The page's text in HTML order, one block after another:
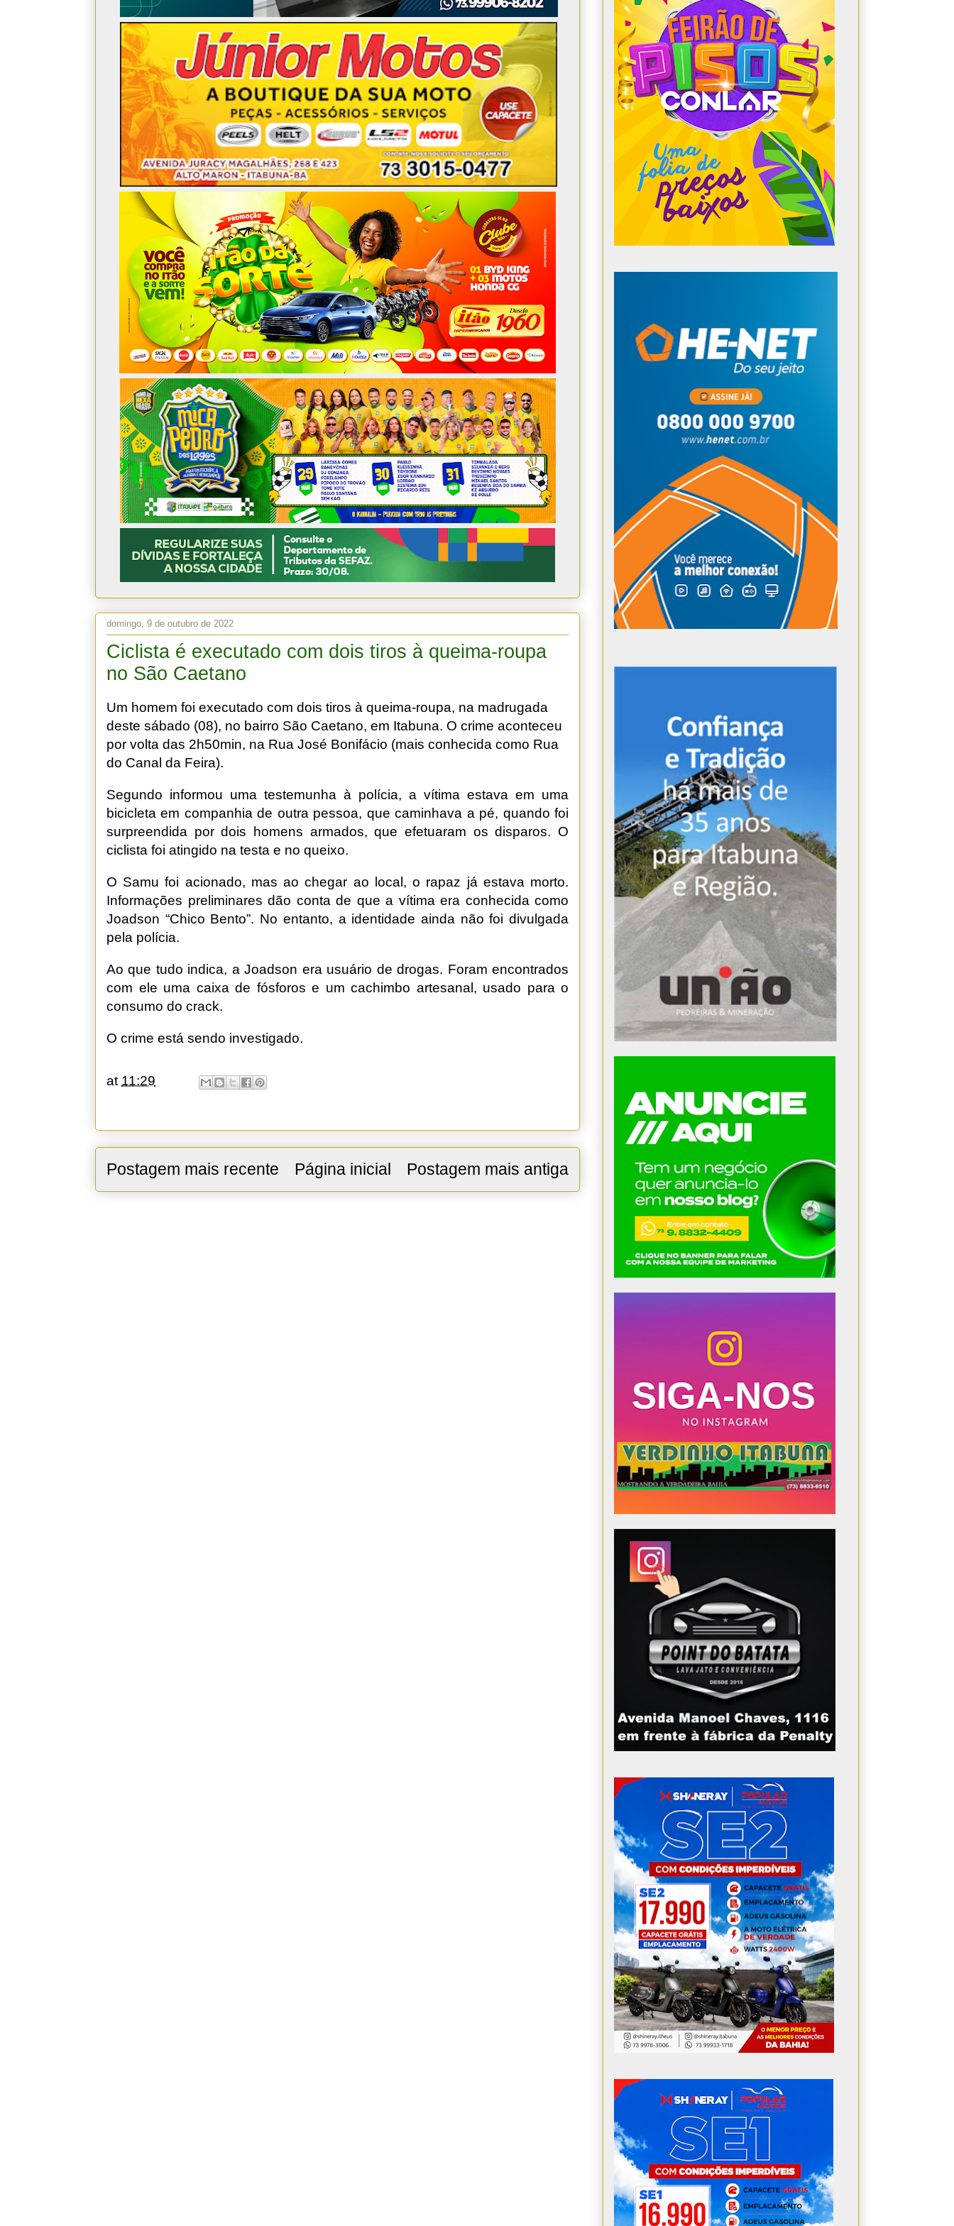
domingo, 9 de outubro de 2022
Ciclista é executado com dois tiros à queima-roupa
no São Caetano
Um homem foi executado com dois tiros à queima-roupa, na madrugada
deste sábado (08), no bairro São Caetano, em Itabuna. O crime aconteceu
por volta das 2h50min, na Rua José Bonifácio (mais conhecida como Rua
do Canal da Feira).
Segundo informou uma testemunha à polícia, a vítima estava em uma
bicicleta em companhia de outra pessoa, que caminhava a pé, quando foi
surpreendida por dois homens armados, que efetuaram os disparos. O
ciclista foi atingido na testa e no queixo.
O Samu foi acionado, mas ao chegar ao local, o rapaz já estava morto.
Informações preliminares dão conta de que a vítima era conhecida como
Joadson “Chico Bento”. No entanto, a identidade ainda não foi divulgada
pela polícia.
Ao que tudo indica, a Joadson era usuário de drogas. Foram encontrados
com ele uma caixa de fósforos e um cachimbo artesanal, usado para o
consumo do crack.
O crime está sendo investigado.
at 11:29
Postagem mais recente Postagem mais antiga
Página inicial